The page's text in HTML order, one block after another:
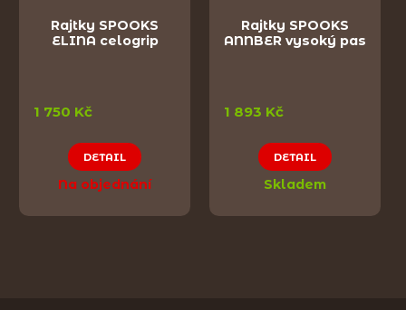
Rajtky SPOOKS
ELINA celogrip
1 750 Kč
DETAIL
Na objednání
Rajtky SPOOKS
ANNBER vysoký pas
1 893 Kč
DETAIL
Skladem